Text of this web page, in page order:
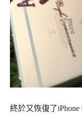
終於又恢復了